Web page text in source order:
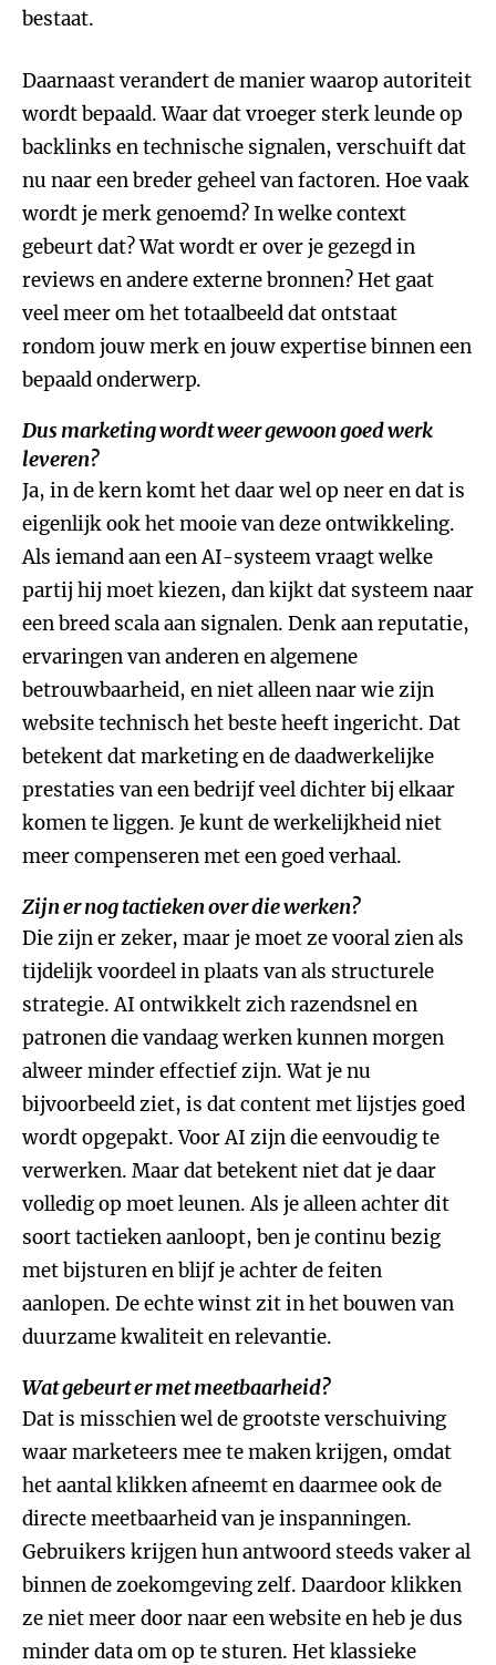
bestaat.
Daarnaast verandert de manier waarop autoriteit
wordt bepaald. Waar dat vroeger sterk leunde op
backlinks en technische signalen, verschuift dat
nu naar een breder geheel van factoren. Hoe vaak
wordt je merk genoemd? In welke context
gebeurt dat? Wat wordt er over je gezegd in
reviews en andere externe bronnen? Het gaat
veel meer om het totaalbeeld dat ontstaat
rondom jouw merk en jouw expertise binnen een
bepaald onderwerp.
Dus marketing wordt weer gewoon goed werk
leveren?
Ja, in de kern komt het daar wel op neer en dat is
eigenlijk ook het mooie van deze ontwikkeling.
Als iemand aan een AI-systeem vraagt welke
partij hij moet kiezen, dan kijkt dat systeem naar
een breed scala aan signalen. Denk aan reputatie,
ervaringen van anderen en algemene
betrouwbaarheid, en niet alleen naar wie zijn
website technisch het beste heeft ingericht. Dat
betekent dat marketing en de daadwerkelijke
prestaties van een bedrijf veel dichter bij elkaar
komen te liggen. Je kunt de werkelijkheid niet
meer compenseren met een goed verhaal.
Zijn er nog tactieken over die werken?
Die zijn er zeker, maar je moet ze vooral zien als
tijdelijk voordeel in plaats van als structurele
strategie. AI ontwikkelt zich razendsnel en
patronen die vandaag werken kunnen morgen
alweer minder effectief zijn. Wat je nu
bijvoorbeeld ziet, is dat content met lijstjes goed
wordt opgepakt. Voor AI zijn die eenvoudig te
verwerken. Maar dat betekent niet dat je daar
volledig op moet leunen. Als je alleen achter dit
soort tactieken aanloopt, ben je continu bezig
met bijsturen en blijf je achter de feiten
aanlopen. De echte winst zit in het bouwen van
duurzame kwaliteit en relevantie.
Wat gebeurt er met meetbaarheid?
Dat is misschien wel de grootste verschuiving
waar marketeers mee te maken krijgen, omdat
het aantal klikken afneemt en daarmee ook de
directe meetbaarheid van je inspanningen.
Gebruikers krijgen hun antwoord steeds vaker al
binnen de zoekomgeving zelf. Daardoor klikken
ze niet meer door naar een website en heb je dus
minder data om op te sturen. Het klassieke